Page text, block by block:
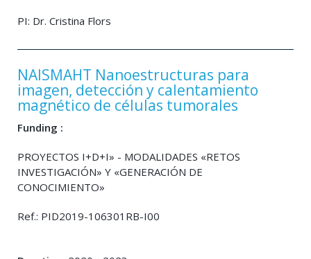
PI: Dr. Cristina Flors
NAISMAHT Nanoestructuras para
imagen, detección y calentamiento
magnético de células tumorales
Funding :
PROYECTOS I+D+I» - MODALIDADES «RETOS
INVESTIGACIÓN» Y «GENERACIÓN DE
CONOCIMIENTO»
Ref.: PID2019-106301RB-I00